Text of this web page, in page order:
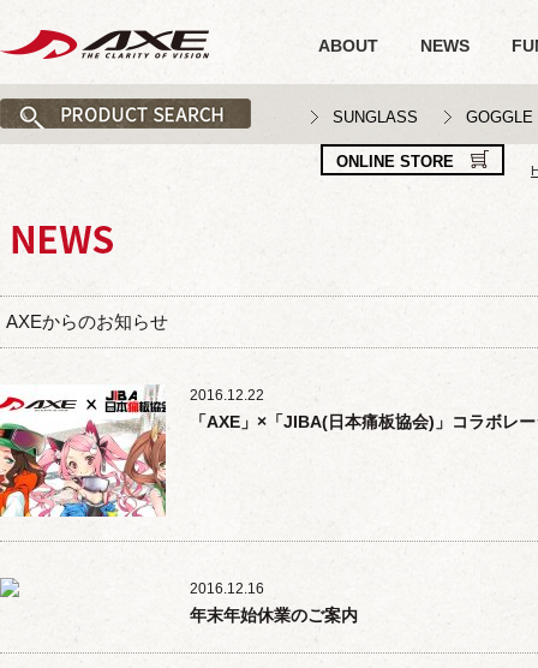
ABOUT NEWS
SUNGLASS GOGGLE
ONLINE STORE
AXEからのお知らせ
2016.12.22
「AXE」×「JIBA(日本痛板協会)」コラボレ
2016.12.16
年末年始休業のご案内